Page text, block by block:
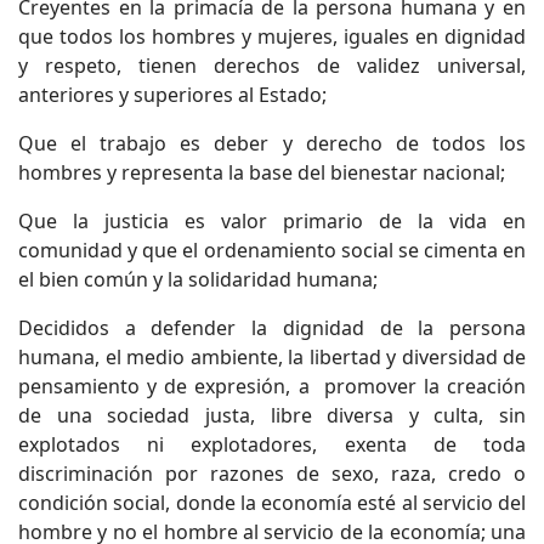
Creyentes en la primacía de la persona humana y en
que todos los hombres y mujeres, iguales en dignidad
y respeto, tienen derechos de validez universal,
anteriores y superiores al Estado;
Que el trabajo es deber y derecho de todos los
hombres y representa la base del bienestar nacional;
Que la justicia es valor primario de la vida en
comunidad y que el ordenamiento social se cimenta en
el bien común y la solidaridad humana;
Decididos a defender la dignidad de la persona
humana, el medio ambiente, la libertad y diversidad de
pensamiento y de expresión, a promover la creación
de una sociedad justa, libre diversa y culta, sin
explotados ni explotadores, exenta de toda
discriminación por razones de sexo, raza, credo o
condición social, donde la economía esté al servicio del
hombre y no el hombre al servicio de la economía; una